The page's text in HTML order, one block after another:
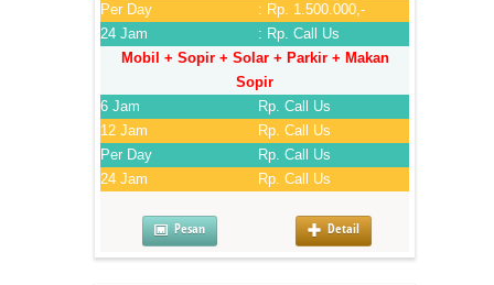
Per Day
: Rp. 1.500.000,-
24 Jam
: Rp. Call Us
Mobil + Sopir + Solar + Parkir + Makan
Sopir
6 Jam
Rp. Call Us
12 Jam
Rp. Call Us
Per Day
Rp. Call Us
24 Jam
Rp. Call Us
Pesan Detail